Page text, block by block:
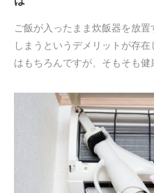
ご飯が入ったまま炊飯器を放
しまうというデメリットが存
はもちろんですが、そもそも